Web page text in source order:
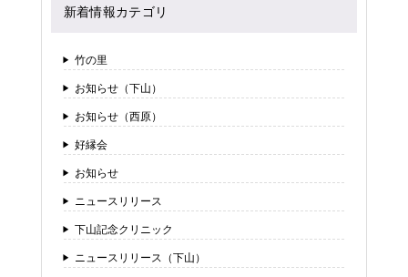
新着情報カテゴリ
竹の里
お知らせ（下山）
お知らせ（西原）
好縁会
お知らせ
ニュースリリース
下山記念クリニック
ニュースリリース（下山）